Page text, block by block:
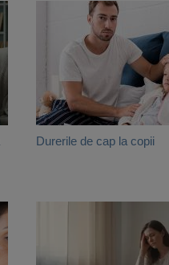
Durerile de cap la copii